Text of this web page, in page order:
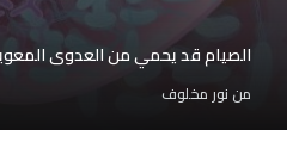
الصيام قد يحمي من العدوى
من نور مخلوف